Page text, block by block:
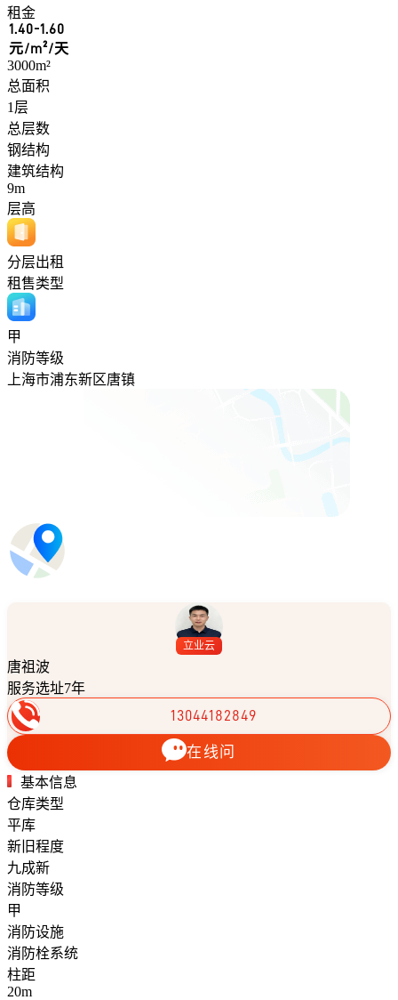
租金
1.40-1.60
元/m²/天
3000m²
总面积
1层
总层数
钢结构
建筑结构
9m
层高
分层出租
租售类型
甲
消防等级
上海市浦东新区唐镇
立业云
唐祖波
服务选址7年
13044182849
在线问
基本信息
仓库类型
平库
新旧程度
九成新
消防等级
甲
消防设施
消防栓系统
柱距
20m